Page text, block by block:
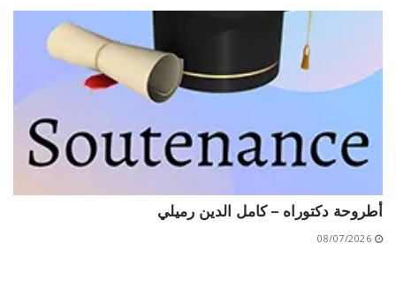
أطروحة دكتوراه – كامل الدين رميلي
08/07/2026